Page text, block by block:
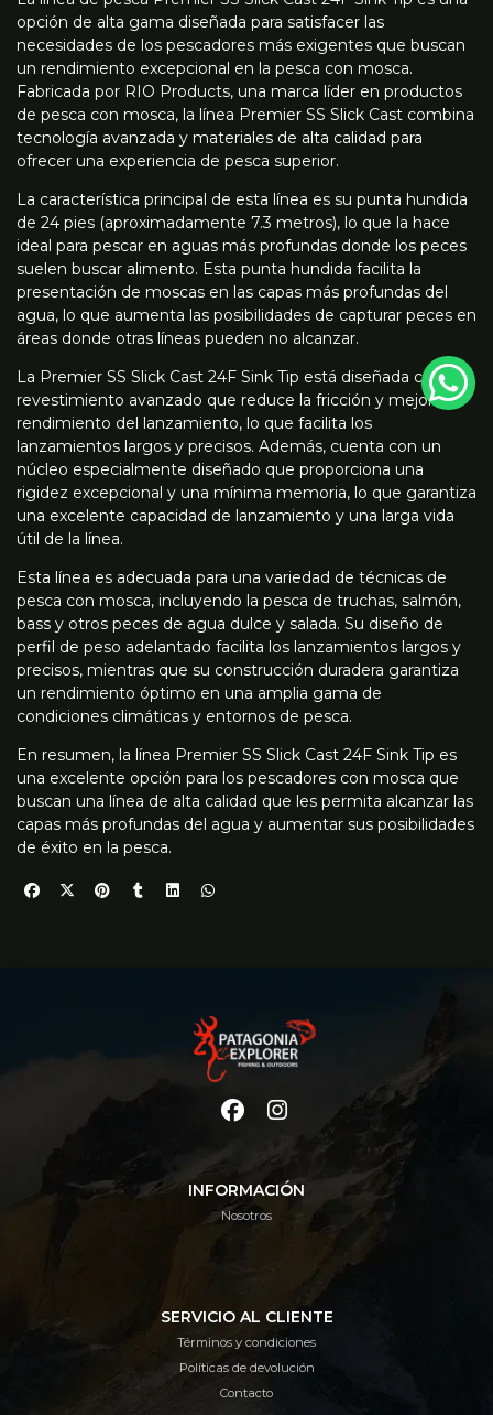
opción de alta gama diseñada para satisfacer las
necesidades de los pescadores más exigentes que buscan
un rendimiento excepcional en la pesca con mosca.
Fabricada por RIO Products, una marca líder en productos
de pesca con mosca, la línea Premier SS Slick Cast combina
tecnología avanzada y materiales de alta calidad para
ofrecer una experiencia de pesca superior.
La característica principal de esta línea es su punta hundida
de 24 pies (aproximadamente 7.3 metros), lo que la hace
ideal para pescar en aguas más profundas donde los peces
suelen buscar alimento. Esta punta hundida facilita la
presentación de moscas en las capas más profundas del
agua, lo que aumenta las posibilidades de capturar peces en
áreas donde otras líneas pueden no alcanzar.
La Premier SS Slick Cast 24F Sink Tip está diseñada con un
revestimiento avanzado que reduce la fricción y mejora el
rendimiento del lanzamiento, lo que facilita los
lanzamientos largos y precisos. Además, cuenta con un
núcleo especialmente diseñado que proporciona una
rigidez excepcional y una mínima memoria, lo que garantiza
una excelente capacidad de lanzamiento y una larga vida
útil de la línea.
Esta línea es adecuada para una variedad de técnicas de
pesca con mosca, incluyendo la pesca de truchas, salmón,
bass y otros peces de agua dulce y salada. Su diseño de
perfil de peso adelantado facilita los lanzamientos largos y
precisos, mientras que su construcción duradera garantiza
un rendimiento óptimo en una amplia gama de
condiciones climáticas y entornos de pesca.
En resumen, la línea Premier SS Slick Cast 24F Sink Tip es
una excelente opción para los pescadores con mosca que
buscan una línea de alta calidad que les permita alcanzar las
capas más profundas del agua y aumentar sus posibilidades
de éxito en la pesca.
INFORMACIÓN
Nosotros
SERVICIO AL CLIENTE
Términos y condiciones
Políticas de devolución
Contacto